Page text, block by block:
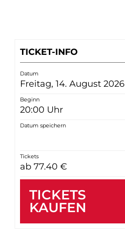
TICKET-INFO
Datum
Freitag, 14. August 2026
Beginn
20:00 Uhr
Datum speichern
Tickets
ab 77.40 €
TICKETS
KAUFEN